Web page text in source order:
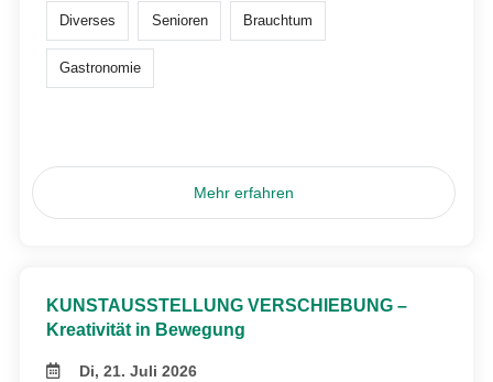
Diverses Senioren Brauchtum
Gastronomie
Mehr erfahren
KUNSTAUSSTELLUNG VERSCHIEBUNG –
Kreativität in Bewegung
Di, 21. Juli 2026